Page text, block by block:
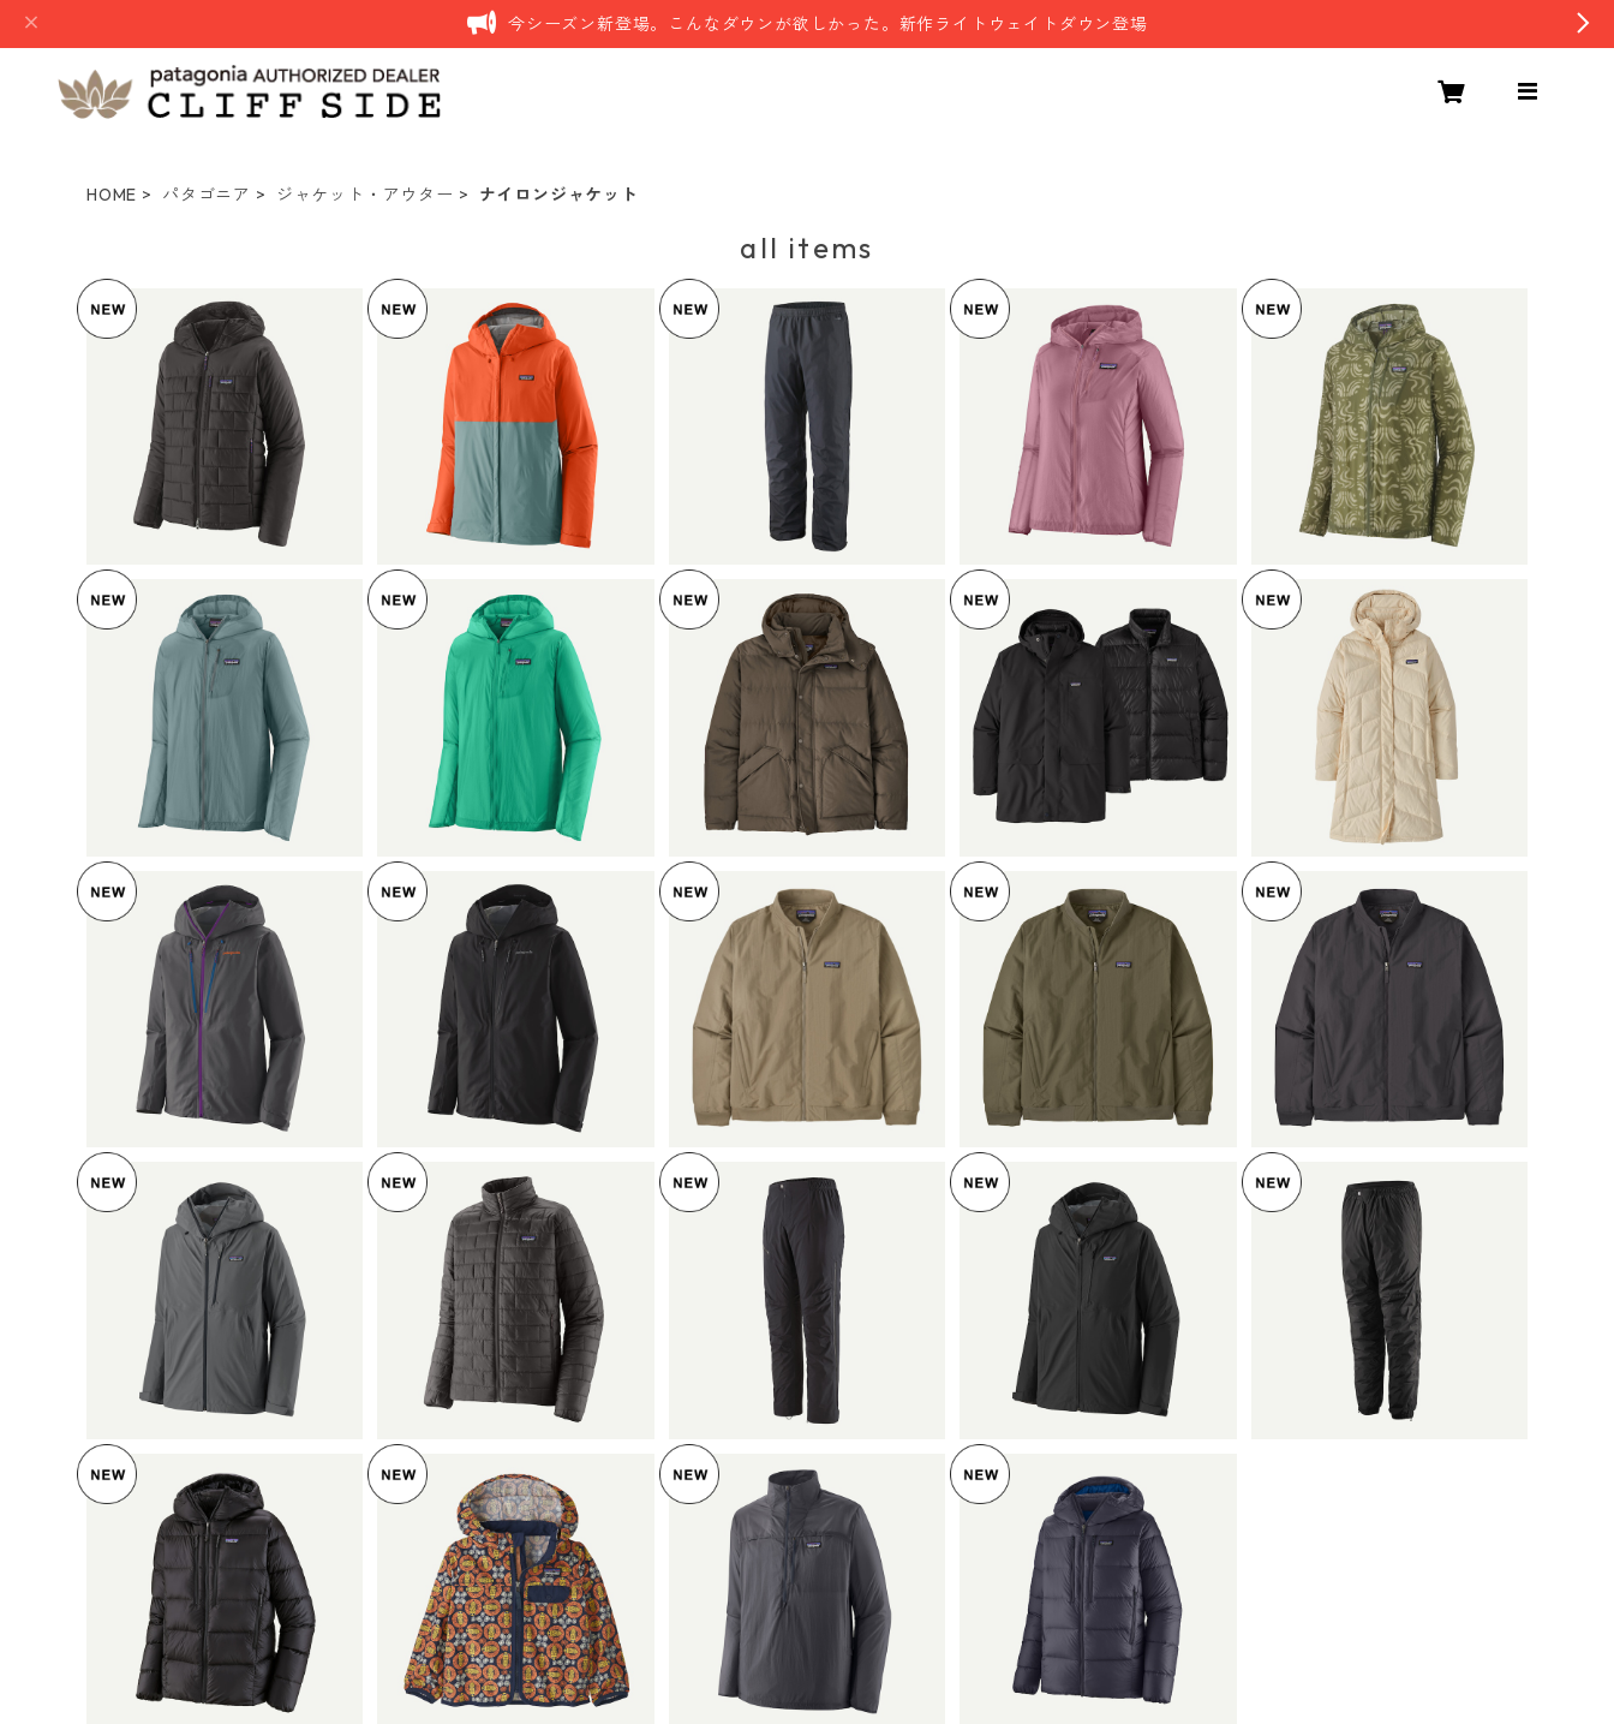
今シーズン新登場。こんなダウンが欲しかった。新作ライトウェイトダウン登場
HOME パタゴニア ジャケット・アウター ナイロンジャケット
all items
パタゴニア メンズ・ハイロ
フト・ナノ・パフ・フーデ
ィ Black 85395 日本正規¥46,750
パタゴニア メンズ・トレン
トシェル 3L・レイン・ジャ
ケット (カラー Blue Sage)
Patagonia Men's Torrent
shell 3L Rain Jacket 日本
正規品 製品番号 85241
¥27,500
パタゴニア メンズ・トレン
トシェル 3L・レイン・パン
ツ（ショート） (カラー Bla
entshell 3L Rain Pants - S
hort 日本正規品 製品番号
85261
¥17,765
5%OFF
パタゴニア ウィメンズ・フ
ーディニ・ジャケット (カラ
ー Light Violet) Patagoni
a Women's Houdini® Jack
et 日本正規品 製品番号 24
¥15,950
パタゴニア メンズ・フーデ
ィニ・ジャケット (カラー S
and Waves: Caper Gree
ni® Jacket 日本正規品 製
品番号 24142
¥15,153
5%OFF
パタゴニア メンズ・フーデ
ィニ・ジャケット (カラー B
lue Sage) Patagonia Me
n's Houdini® Jacket 日本正
規品 製品番号 24142
パタゴニア メンズ・フーデ
ィニ・ジャケット (カラー A
qua Stone) Patagonia Me
n's Houdini® Jacket 日本正
規品 製品番号 24142
¥15,950
パタゴニア メンズ・ダウン
ドリフト・ジャケット (カラ
ー Otter Brown) Patagoni
a Men's Downdrift Jacket
日本正規品 製品番号 2060
0
¥47,300
SOLD OUT
パタゴニア メンズ・トレ
ス・スリーインワン・パー
カ (カラー Black) Patago
nia Men's Tres 3-in-1 Par
ka 日本正規品 製品番号 28
389
¥110,000
SOLD OUT
パタゴニア ウィメンズ・ダ
ウン・ウィズ・イット・パー
カ (カラー Natural) Patag
onia Women's Down With
It Parka 日本正規品 製品番
号 28442
¥50,600
パタゴニア メンズ・トリオ
レット・ジャケット (カラー
Forge Grey w/P6 Blue) Pa
tagonia Men's Triolet Jac
ket 日本正規品 製品番号 8
¥62,700
パタゴニア メンズ・トリオ
レット・ジャケット (カラー
Black) Patagonia Men's T
riolet Jacket 日本正規品
製品番号 83403
¥62,700
パタゴニア メンズ・イスマ
ス・デック・ジャケット (カ
ラー Seabird Grey) Patag
onia Men's Isthmus Deck
Jacket 日本正規品 製品番
号 27025
¥28,600
パタゴニア メンズ・イスマ
ス・デック・ジャケット (カ
ラー Basin Green) Patago
nia Men's Isthmus Deck J
acket 日本正規品 製品番号
27025
¥28,600
SOLD OUT
パタゴニア メンズ・イスマ
ス・デック・ジャケット (カ
ラー Ink Black) Patagonia
Men's Isthmus Deck Jack
et 日本正規品 製品番号 27
パタゴニア メンズ・グラナ
イト・クレスト・レイン・ジ
ャケット (カラー Forge Gr
ey w/Black) Patagonia Me
n's Granite Crest Rain Ja
cket 日本正規品 製品番号
85415
¥37,620
パタゴニア メンズ・ナノ・
パフ・ジャケット (カラー B
lack) Patagonia Men's Na
no Puff® Jacket 日本正規
品 製品番号 84213
¥33,550
パタゴニア メンズ・グラナ
イト・クレスト・レイン・パ
ンツ (カラー Black) Patag
onia Men's Granite Crest
Rain Pants日本正規品 製
品番号 85430
¥31,350
5%OFF
パタゴニア メンズ・グラナ
イト・クレスト・レイン・ジ
ャケット (カラー Black) P
atagonia Men's Granite C
rest Rain Jacket 日本正規
品 製品番号 85415
¥37,620
パタゴニア DAS ライト・パ
ンツ (カラー Black) Patag
onia DAS® Light Pants 日
本正規品 製品番号 85335
¥41,800
パタゴニア メンズ・フィッ
ツロイ・ダウン・フーディ
(カラー Black) Patagonia
Men's Fitz Roy Down Hoo
dy 日本正規品 2025 ～ 20
26 モデル 製品番号 85500
¥57,200
SOLD OUT
パタゴニア ベビー・バギー
ズ・ジャケット （カラー B
ee You: New Navy） Patag
onia Baby Baggies™ Jack
et 日本正規品 製品番号 6
0291
¥10,450
SOLD OUT
パタゴニア メンズ・フーデ
ィニ・スタッシュ・1/2ジッ
プ・プルオーバー (カラー S
molder Blue) Patagonia
Men's Houdini® Stash 1/2-
Zip Pullover 日本正規品
製品番号 23410
¥19,800
パタゴニア メンズ・フィッ
ツロイ・ダウン・フーディ
(カラー Sunken Blue) Pata
gonia Men's Fitz Roy Dow
n Hoody 日本正規品 2025
～ 2026 モデル 製品番号 8
5500
¥57,200
SOLD OUT